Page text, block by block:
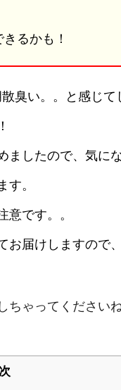
るかも！
臭い。。と感じて
ましたので、気に
。
です。。
お届けしますので
ちゃってくださいね